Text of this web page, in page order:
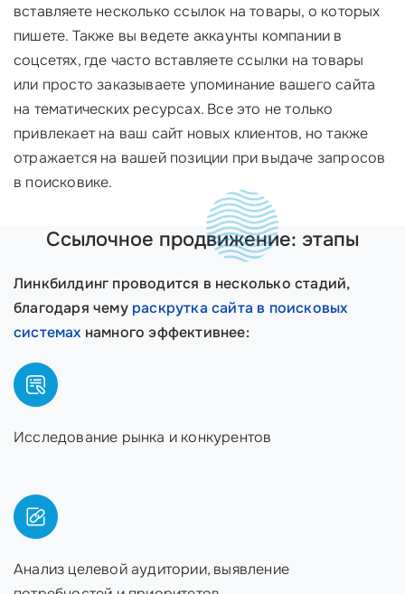
вставляете несколько ссылок на товары, о которых
пишете. Также вы ведете аккаунты компании в
соцсетях, где часто вставляете ссылки на товары
или просто заказываете упоминание вашего сайта
на тематических ресурсах. Все это не только
привлекает на ваш сайт новых клиентов, но также
отражается на вашей позиции при выдаче запросов
в поисковике.
Ссылочное продвижение: этапы
Линкбилдинг проводится в несколько стадий,
благодаря чему раскрутка сайта в поисковых
системах намного эффективнее:
Исследование рынка и конкурентов
Анализ целевой аудитории, выявление